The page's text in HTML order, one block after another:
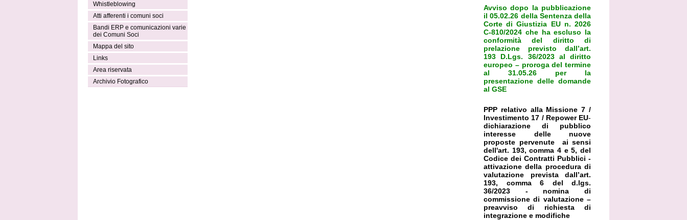
Whistleblowing
Atti afferenti i comuni soci
Bandi ERP e comunicazioni varie
dei Comuni Soci
Mappa del sito
Links
Area riservata
Archivio Fotografico
Avviso dopo la pubblicazione
il 05.02.26 della Sentenza della
Corte di Giustizia EU n. 2026
C-810/2024 che ha escluso la
conformità del diritto di
prelazione previsto dall’art.
193 D.Lgs. 36/2023 al diritto
europeo – proroga del termine
al 31.05.26 per la
presentazione delle domande
al GSE
PPP relativo alla Missione 7 /
Investimento 17 / Repower EU-
dichiarazione di pubblico
interesse delle nuove
proposte pervenute ai sensi
dell'art. 193, comma 4 e 5, del
Codice dei Contratti Pubblici -
attivazione della procedura di
valutazione prevista dall’art.
193, comma 6 del d.lgs.
36/2023 - nomina di
commissione di valutazione –
preavviso di richiesta di
integrazione e modifiche